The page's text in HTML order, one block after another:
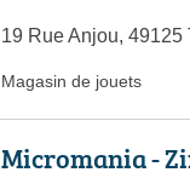
19 Rue Anjou, 49125
Magasin de jouets
Micromania -